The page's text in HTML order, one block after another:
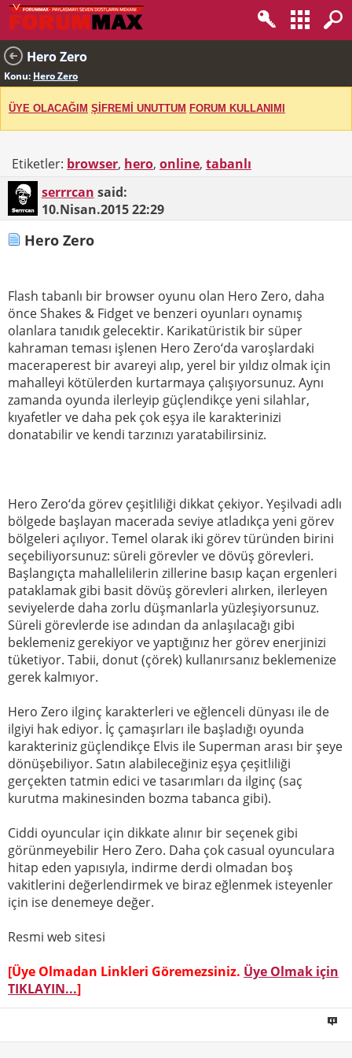
Hero Zero
Konu: Hero Zero
ÜYE OLACAĞIM ŞİFREMİ UNUTTUM FORUM KULLANIMI
Etiketler: browser, hero, online, tabanlı
serrrcan said:
10.Nisan.201522:29
Hero Zero
Flash tabanlı bir browser oyunu olan Hero Zero, daha
önce Shakes & Fidget ve benzeri oyunları oynamış
olanlara tanıdık gelecektir. Karikatüristik bir süper
kahraman teması işlenen Hero Zero‘da varoşlardaki
maceraperest bir avareyi alıp, yerel bir yıldız olmak için
mahalleyi kötülerden kurtarmaya çalışıyorsunuz. Aynı
zamanda oyunda ilerleyip güçlendikçe yeni silahlar,
kıyafetler ve daha pek çok eşya ile karakterinizi
donatabilir ve kendi tarzınızı yaratabilirsiniz.
Hero Zero‘da görev çeşitliliği dikkat çekiyor. Yeşilvadi adlı
bölgede başlayan macerada seviye atladıkça yeni görev
bölgeleri açılıyor. Temel olarak iki görev türünden birini
seçebiliyorsunuz: süreli görevler ve dövüş görevleri.
Başlangıçta mahallelilerin zillerine basıp kaçan ergenleri
pataklamak gibi basit dövüş görevleri alırken, ilerleyen
seviyelerde daha zorlu düşmanlarla yüzleşiyorsunuz.
Süreli görevlerde ise adından da anlaşılacağı gibi
beklemeniz gerekiyor ve yaptığınız her görev enerjinizi
tüketiyor. Tabii, donut (çörek) kullanırsanız beklemenize
gerek kalmıyor.
Hero Zero ilginç karakterleri ve eğlenceli dünyası ile de
ilgiyi hak ediyor. İç çamaşırları ile başladığı oyunda
karakteriniz güçlendikçe Elvis ile Superman arası bir şeye
dönüşebiliyor. Satın alabileceğiniz eşya çeşitliliği
gerçekten tatmin edici ve tasarımları da ilginç (saç
kurutma makinesinden bozma tabanca gibi).
Ciddi oyuncular için dikkate alınır bir seçenek gibi
görünmeyebilir Hero Zero. Daha çok casual oyunculara
hitap eden yapısıyla, indirme derdi olmadan boş
vakitlerini değerlendirmek ve biraz eğlenmek isteyenler
için ise denemeye değer.
Resmi web sitesi
[Üye Olmadan Linkleri Göremezsiniz. Üye Olmak için
TIKLAYIN...]